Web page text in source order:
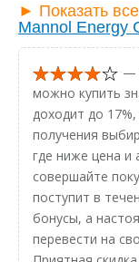
► Показать
Mannol Energy
—
можно купить
доходит до
получения
где ниже цена и
совершайте
поступит в
бонусы, а
перевести на